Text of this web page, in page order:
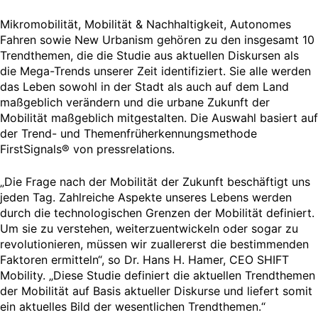
Mikromobilität, Mobilität & Nachhaltigkeit, Autonomes
Fahren sowie New Urbanism gehören zu den insgesamt 10
Trendthemen, die die Studie aus aktuellen Diskursen als
die Mega-Trends unserer Zeit identifiziert. Sie alle werden
das Leben sowohl in der Stadt als auch auf dem Land
maßgeblich verändern und die urbane Zukunft der
Mobilität maßgeblich mitgestalten. Die Auswahl basiert auf
der Trend- und Themenfrüherkennungsmethode
FirstSignals® von pressrelations.
„Die Frage nach der Mobilität der Zukunft beschäftigt uns
jeden Tag. Zahlreiche Aspekte unseres Lebens werden
durch die technologischen Grenzen der Mobilität definiert.
Um sie zu verstehen, weiterzuentwickeln oder sogar zu
revolutionieren, müssen wir zuallererst die bestimmenden
Faktoren ermitteln“, so Dr. Hans H. Hamer, CEO SHIFT
Mobility. „Diese Studie definiert die aktuellen Trendthemen
der Mobilität auf Basis aktueller Diskurse und liefert somit
ein aktuelles Bild der wesentlichen Trendthemen.“